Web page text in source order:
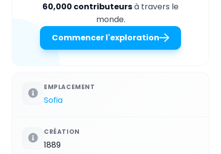
60,000 contributeursà travers le
monde.
Commencer l'exploration
EMPLACEMENT
Sofia
CRÉATION
1889